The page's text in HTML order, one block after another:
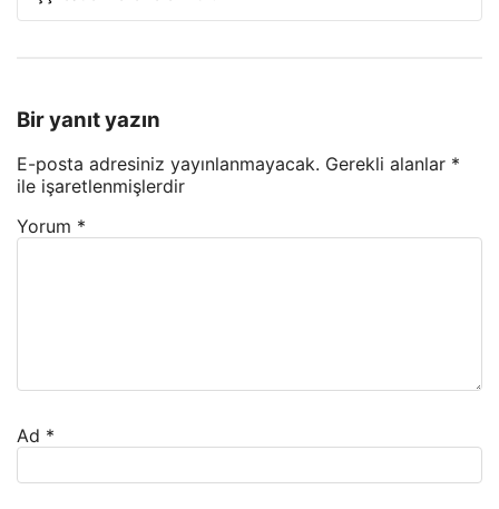
Bir yanıt yazın
E-posta adresiniz yayınlanmayacak. Gerekli alanlar *
ile işaretlenmişlerdir
Yorum *
Ad *